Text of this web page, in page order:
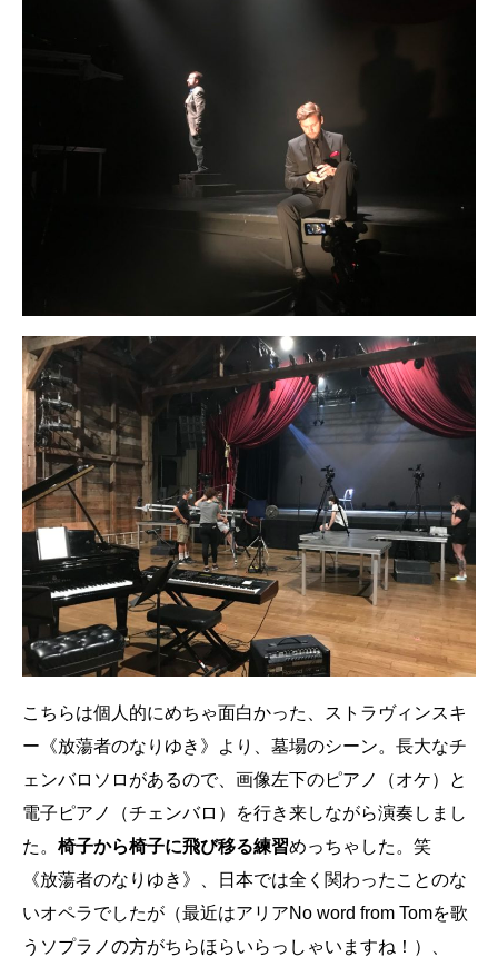
こちらは個人的にめちゃ面白かった、ストラヴィンスキ
ー《放蕩者のなりゆき》より、墓場のシーン。長大なチ
ェンバロソロがあるので、画像左下のピアノ（オケ）と
電子ピアノ（チェンバロ）を行き来しながら演奏しまし
た。 椅子から椅子に飛び移る練習めっちゃした。笑
《放蕩者のなりゆき》、日本では全く関わったことのな
いオペラでしたが（最近はアリアNo word from Tomを歌
うソプラノの方がちらほらいらっしゃいますね！）、